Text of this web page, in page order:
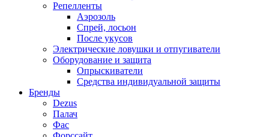
Репелленты
Аэрозоль
Спрей, лосьон
После укусов
Электрические ловушки и отпугиватели
Оборудование и защита
Опрыскиватели
Средства индивидуальной защиты
Бренды
Dezus
Палач
Фас